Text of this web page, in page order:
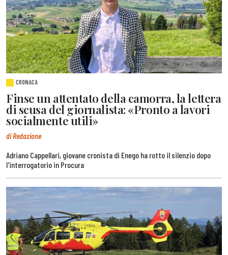
CRONACA
Finse un attentato della camorra, la lettera
di scusa del giornalista: «Pronto a lavori
socialmente utili»
di Redazione
Adriano Cappellari, giovane cronista di Enego ha rotto il silenzio dopo
l'interrogatorio in Procura